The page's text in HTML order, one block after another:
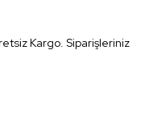
Kargo. Siparişleriniz